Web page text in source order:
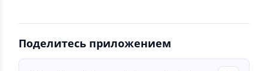
Поделитесь приложением